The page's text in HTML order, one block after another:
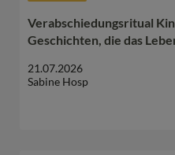
Verabschiedungsritual
Geschichten, die das
21.07.2026
Sabine Hosp